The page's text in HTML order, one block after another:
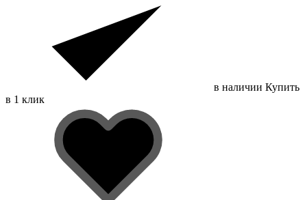
в наличии Купить
в 1 клик